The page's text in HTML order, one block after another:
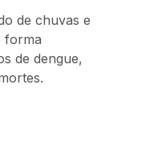
de chuvas e
forma
de dengue,